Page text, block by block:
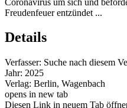
Freudenfeuer entzündet ...
Details
Verfasser: Suche nach diesem
Jahr: 2025
Verlag: Berlin, Wagenbach
opens in new tab
Diesen Link in neuem Tab